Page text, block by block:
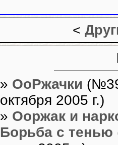
<
» ОоРжачки
октября 2005 г.)
» Ооржак и
Борьба с тенью